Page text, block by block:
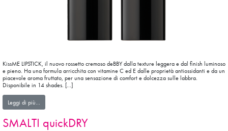
KissME LIPSTICK, il nuovo rossetto cremoso deBBY dalla texture leggera e dal finish luminoso
e pieno. Ha una formula arricchita con vitamine C ed E dalle proprietà antiossidanti e da un
piacevole aroma fruttato, per una sensazione di comfort e dolcezza sulle labbra.
Disponibile in 14 shades. […]
Leggi di più…
SMALTI quickDRY